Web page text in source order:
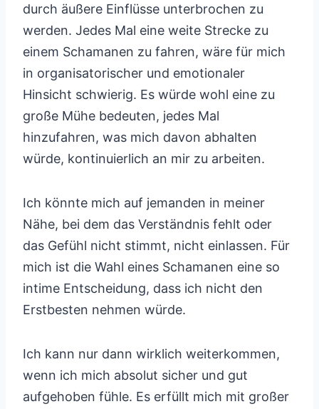
durch äußere Einflüsse unterbrochen zu
werden. Jedes Mal eine weite Strecke zu
einem Schamanen zu fahren, wäre für mich
in organisatorischer und emotionaler
Hinsicht schwierig. Es würde wohl eine zu
große Mühe bedeuten, jedes Mal
hinzufahren, was mich davon abhalten
würde, kontinuierlich an mir zu arbeiten.
Ich könnte mich auf jemanden in meiner
Nähe, bei dem das Verständnis fehlt oder
das Gefühl nicht stimmt, nicht einlassen. Für
mich ist die Wahl eines Schamanen eine so
intime Entscheidung, dass ich nicht den
Erstbesten nehmen würde.
Ich kann nur dann wirklich weiterkommen,
wenn ich mich absolut sicher und gut
aufgehoben fühle. Es erfüllt mich mit großer